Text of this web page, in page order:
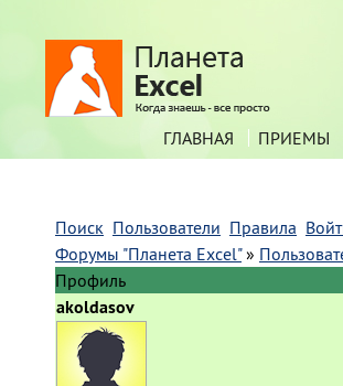
ГЛАВНАЯ ПРИЕМЫ
Поиск Пользователи Правила
Форумы "Планета Excel" »
Профиль
akoldasov